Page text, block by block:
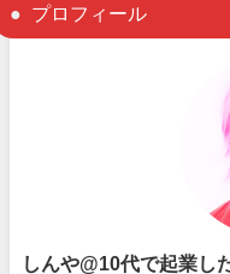
プロフィール
しんや@10代で起業し